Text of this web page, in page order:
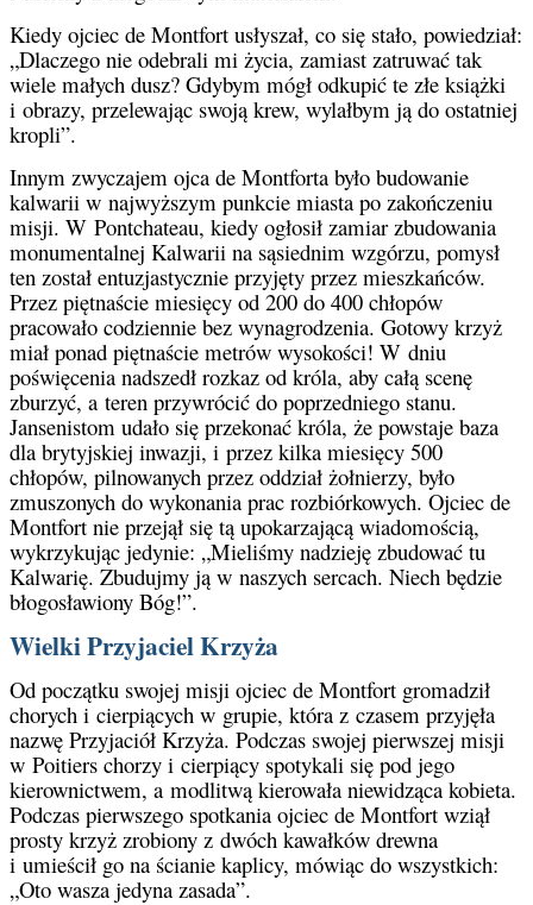
Kiedy ojciec de Montfort usłyszał, co się stało, powiedział:
„Dlaczego nie odebrali mi życia, zamiast zatruwać tak
wiele małych dusz? Gdybym mógł odkupić te złe książki
i obrazy, przelewając swoją krew, wylałbym ją do ostatniej
kropli”.
Innym zwyczajem ojca de Montforta było budowanie
kalwarii w najwyższym punkcie miasta po zakończeniu
misji. W Pontchateau, kiedy ogłosił zamiar zbudowania
monumentalnej Kalwarii na sąsiednim wzgórzu, pomysł
ten został entuzjastycznie przyjęty przez mieszkańców.
Przez piętnaście miesięcy od 200 do 400 chłopów
pracowało codziennie bez wynagrodzenia. Gotowy krzyż
miał ponad piętnaście metrów wysokości! W dniu
poświęcenia nadszedł rozkaz od króla, aby całą scenę
zburzyć, a teren przywrócić do poprzedniego stanu.
Jansenistom udało się przekonać króla, że powstaje baza
dla brytyjskiej inwazji, i przez kilka miesięcy 500
chłopów, pilnowanych przez oddział żołnierzy, było
zmuszonych do wykonania prac rozbiórkowych. Ojciec de
Montfort nie przejął się tą upokarzającą wiadomością,
wykrzykując jedynie: „Mieliśmy nadzieję zbudować tu
Kalwarię. Zbudujmy ją w naszych sercach. Niech będzie
błogosławiony Bóg!”.
Wielki Przyjaciel Krzyża
Od początku swojej misji ojciec de Montfort gromadził
chorych i cierpiących w grupie, która z czasem przyjęła
nazwę Przyjaciół Krzyża. Podczas swojej pierwszej misji
w Poitiers chorzy i cierpiący spotykali się pod jego
kierownictwem, a modlitwą kierowała niewidząca kobieta.
Podczas pierwszego spotkania ojciec de Montfort wziął
prosty krzyż zrobiony z dwóch kawałków drewna
i umieścił go na ścianie kaplicy, mówiąc do wszystkich:
„Oto wasza jedyna zasada”.